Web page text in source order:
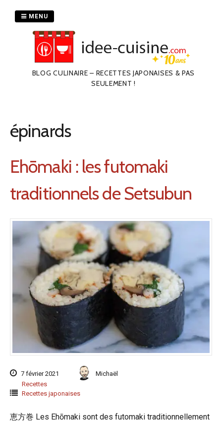
BLOG CULINAIRE – RECETTES JAPONAISES & PAS
SEULEMENT !
MENU
épinards
Ehōmaki : les futomaki
traditionnels de Setsubun
7 février 2021
Michaël
Recettes
Recettes japonaises
恵方巻 Les Ehōmaki sont des futomaki traditionnellement